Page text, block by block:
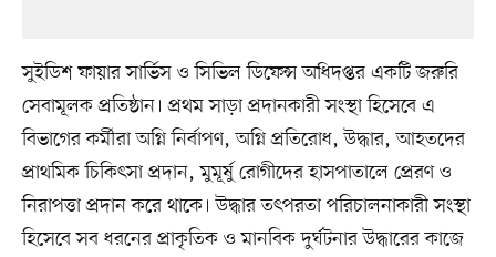
সুইডিশ ফায়ার সার্ভিস ও সিভিল ডিফেন্স অধিদপ্তর একটি জরুরি
সেবামূলক প্রতিষ্ঠান। প্রথম সাড়া প্রদানকারী সংস্থা হিসেবে এ
বিভাগের কর্মীরা অগ্নি নির্বাপণ, অগ্নি প্রতিরোধ, উদ্ধার, আহতদের
প্রাথমিক চিকিৎসা প্রদান, মুমূর্ষু রোগীদের হাসপাতালে প্রেরণ ও
নিরাপত্তা প্রদান করে থাকে। উদ্ধার তৎপরতা পরিচালনাকারী সংস্থা
হিসেবে সব ধরনের প্রাকৃতিক ও মানবিক দুর্ঘটনার উদ্ধারের কাজে